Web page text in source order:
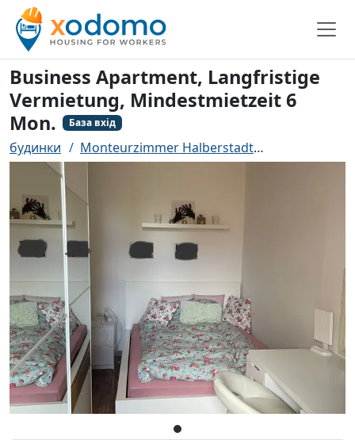
Business Apartment, Langfristige
Vermietung, Mindestmietzeit 6
Mon.
База вхід
будинки Monteurzimmer Halberstadt